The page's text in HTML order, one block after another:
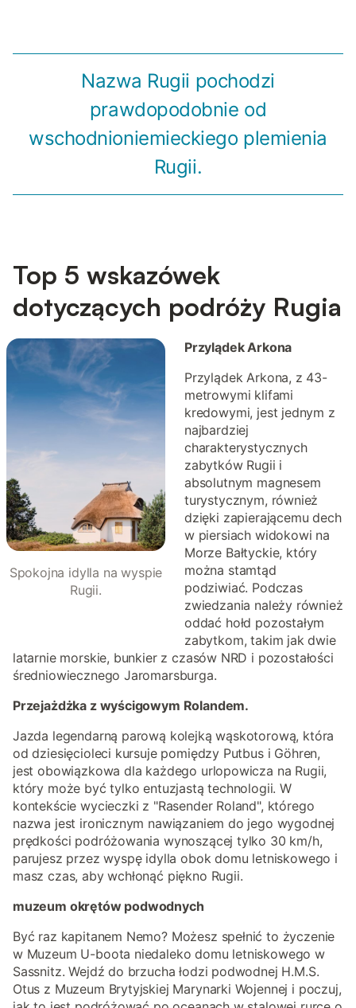
Nazwa Rugii pochodzi
prawdopodobnie od
wschodnioniemieckiego plemienia
Rugii.
Top 5 wskazówek
dotyczących podróży Rugia
Spokojna idylla na wyspie
Rugii.
Przylądek Arkona
Przylądek Arkona, z 43-
metrowymi klifami
kredowymi, jest jednym z
najbardziej
charakterystycznych
zabytków Rugii i
absolutnym magnesem
turystycznym, również
dzięki zapierającemu dech
w piersiach widokowi na
Morze Bałtyckie, który
można stamtąd
podziwiać. Podczas
zwiedzania należy również
oddać hołd pozostałym
zabytkom, takim jak dwie
latarnie morskie, bunkier z czasów NRD i pozostałości
średniowiecznego Jaromarsburga.
Przejażdżka z wyścigowym Rolandem.
Jazda legendarną parową kolejką wąskotorową, która
od dziesięcioleci kursuje pomiędzy Putbus i Göhren,
jest obowiązkowa dla każdego urlopowicza na Rugii,
który może być tylko entuzjastą technologii. W
kontekście wycieczki z "Rasender Roland", którego
nazwa jest ironicznym nawiązaniem do jego wygodnej
prędkości podróżowania wynoszącej tylko 30 km/h,
parujesz przez wyspę idylla obok domu letniskowego i
masz czas, aby wchłonąć piękno Rugii.
muzeum okrętów podwodnych
Być raz kapitanem Nemo? Możesz spełnić to życzenie
w Muzeum U-boota niedaleko domu letniskowego w
Sassnitz. Wejdź do brzucha łodzi podwodnej H.M.S.
Otus z Muzeum Brytyjskiej Marynarki Wojennej i poczuj,